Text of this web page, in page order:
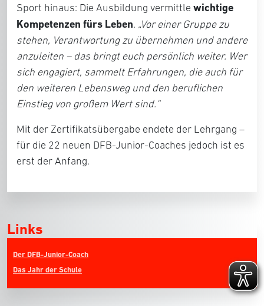
Sport hinaus: Die Ausbildung vermittle wichtige
Kompetenzen fürs Leben. „Vor einer Gruppe zu
stehen, Verantwortung zu übernehmen und andere
anzuleiten – das bringt euch persönlich weiter. Wer
sich engagiert, sammelt Erfahrungen, die auch für
den weiteren Lebensweg und den beruflichen
Einstieg von großem Wert sind.“
Mit der Zertifikatsübergabe endete der Lehrgang –
für die 22 neuen DFB-Junior-Coaches jedoch ist es
erst der Anfang.
Links
Der DFB-Junior-Coach
Das Jahr der Schule